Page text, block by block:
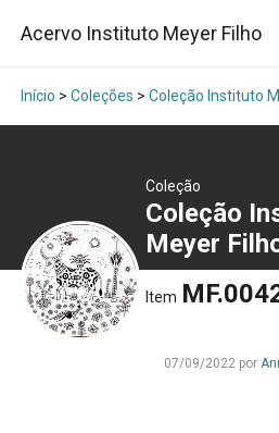
Acervo Instituto Meyer Filho
Início > Coleções > Coleção Instituto
Coleção
Coleção
Meyer
Item
07/09/2022 por